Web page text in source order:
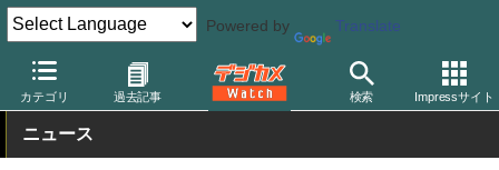
Powered by Translate
カテゴリ 過去記事 検索 Impressサイト
デジカメ Watch レンズ マウントアダプター テックアート
ニュース